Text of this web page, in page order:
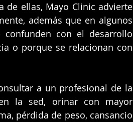
ellas, Mayo Clinic advierte
además que en algunos
confunden con el desarrollo
o porque se relacionan con
a un profesional de la
la sed, orinar con mayor
pérdida de peso, cansancio